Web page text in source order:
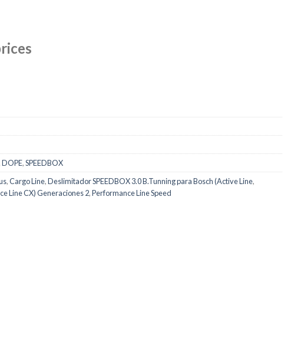
DOPE,SPEEDBOX
,Cargo Line,Deslimitador SPEEDBOX 3.0 B.Tunning para Bosch (Active Line,
Line CX) Generaciones 2,Performance Line Speed